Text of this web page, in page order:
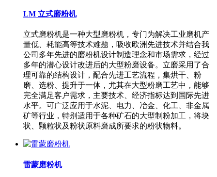
LM 立式磨粉机
立式磨粉机是一种大型磨粉机，专门为解决工业磨机产
量低、耗能高等技术难题，吸收欧洲先进技术并结合我
公司多年先进的磨粉机设计制造理念和市场需求，经过
多年的潜心设计改进后的大型粉磨设备。立磨采用了合
理可靠的结构设计，配合先进工艺流程，集烘干、粉
磨、选粉、提升于一体，尤其在大型粉磨工艺中，能够
完全满足客户需求，主要技术、经济指标达到国际先进
水平。可广泛应用于水泥、电力、冶金、化工、非金属
矿等行业，特别适用于各种矿石的大型制粉加工，将块
状、颗粒状及粉状原料磨成所要求的粉状物料。
雷蒙磨粉机